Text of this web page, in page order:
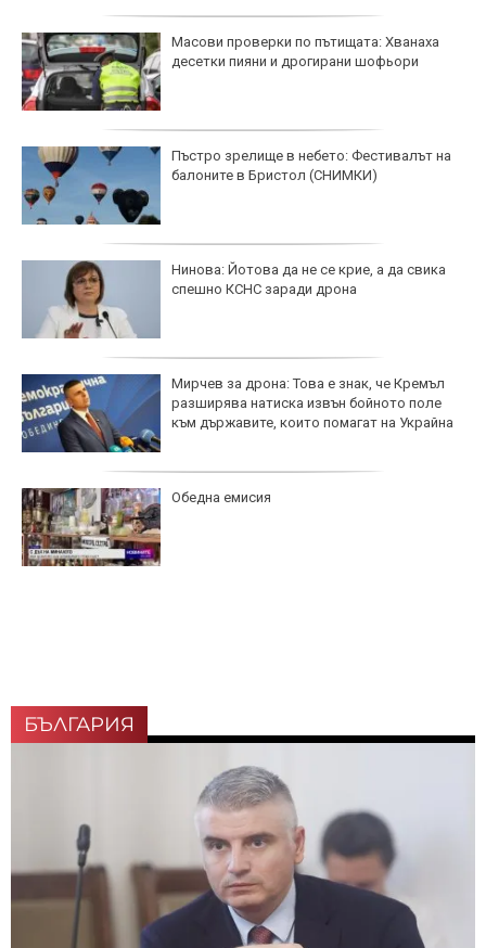
Масови проверки по пътищата: Хванаха
десетки пияни и дрогирани шофьори
Пъстро зрелище в небето: Фестивалът на
балоните в Бристол (СНИМКИ)
Нинова: Йотова да не се крие, а да свика
спешно КСНС заради дрона
Мирчев за дрона: Това е знак, че Кремъл
разширява натиска извън бойното поле
към държавите, които помагат на Украйна
Обедна емисия
БЪЛГАРИЯ